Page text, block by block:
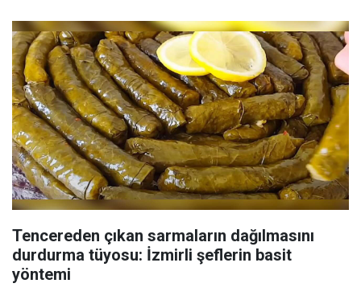
Tencereden çıkan sarmaların dağılmasını
durdurma tüyosu: İzmirli şeflerin basit
yöntemi